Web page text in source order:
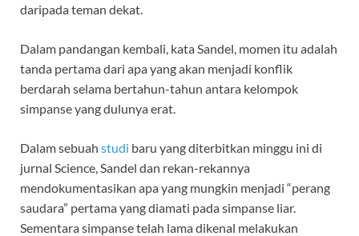
daripada teman dekat.
Dalam pandangan kembali, kata Sandel, momen itu adalah
tanda pertama dari apa yang akan menjadi konflik
berdarah selama bertahun-tahun antara kelompok
simpanse yang dulunya erat.
Dalam sebuah studi baru yang diterbitkan minggu ini di
jurnal Science, Sandel dan rekan-rekannya
mendokumentasikan apa yang mungkin menjadi “perang
saudara” pertama yang diamati pada simpanse liar.
Sementara simpanse telah lama dikenal melakukan